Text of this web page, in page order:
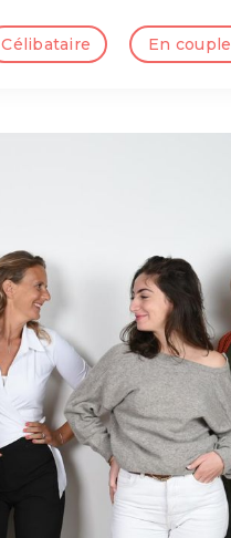
Célibataire En couple